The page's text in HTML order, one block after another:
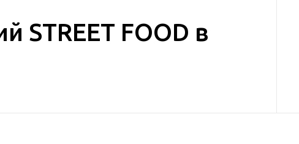
STREET FOOD в